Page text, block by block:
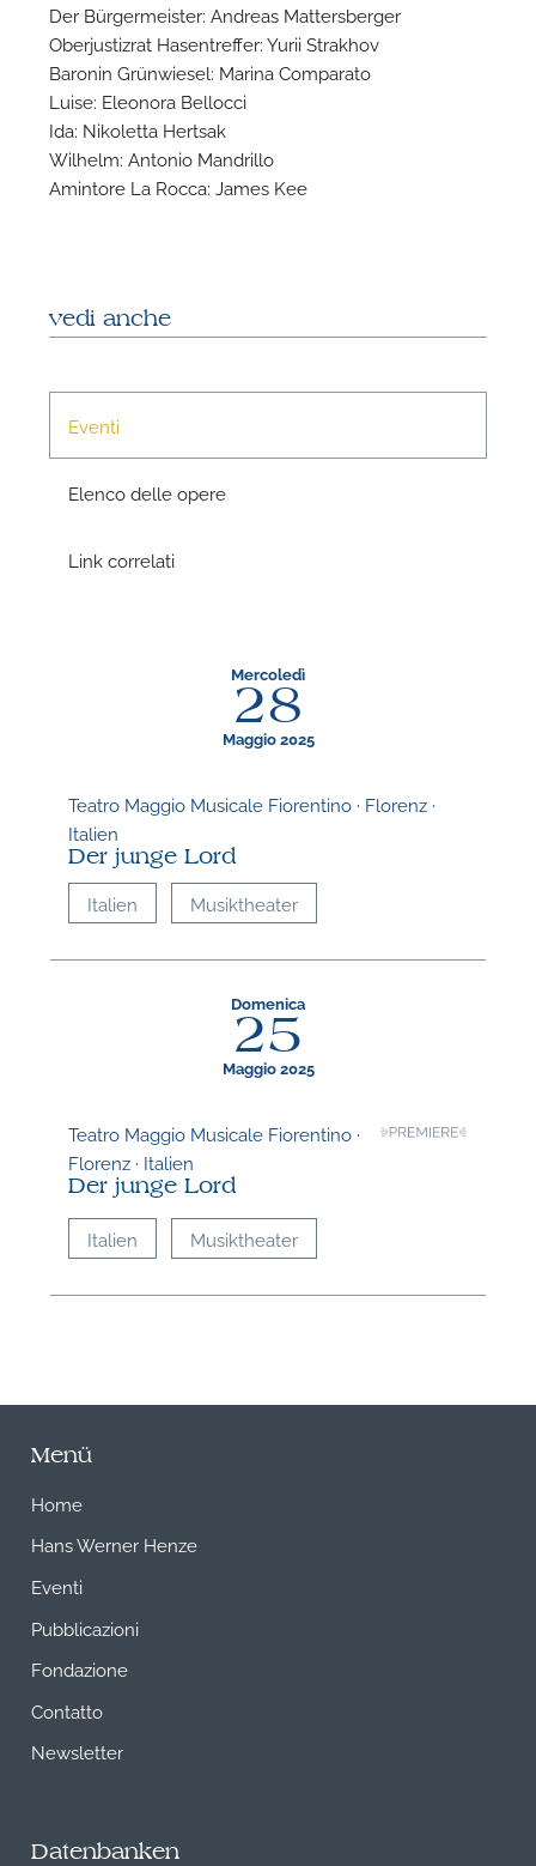
Der Bürgermeister: Andreas Mattersberger
Oberjustizrat Hasentreffer: Yurii Strakhov
Baronin Grünwiesel: Marina Comparato
Luise: Eleonora Bellocci
Ida: Nikoletta Hertsak
Wilhelm: Antonio Mandrillo
Amintore La Rocca: James Kee
vedi anche
Eventi
Elenco delle opere
Link correlati
Mercoledì
28
Maggio 2025
Teatro Maggio Musicale Fiorentino · Florenz ·
Italien
Der junge Lord
Italien Musiktheater
Domenica
25
Maggio 2025
Teatro Maggio Musicale Fiorentino ·
Florenz · Italien
Der junge Lord
Italien Musiktheater
Menü
Home
Hans Werner Henze
Eventi
Pubblicazioni
Fondazione
Contatto
Newsletter
Datenbanken